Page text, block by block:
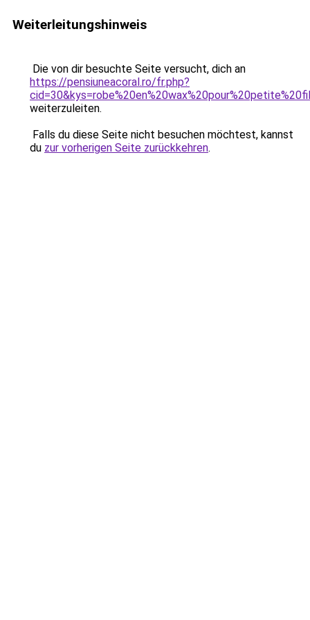
Weiterleitungshinweis
Die von dir besuchte Seite versucht, dich an
https://pensiuneacoral.ro/fr.php?
weiterzuleiten.
Falls du diese Seite nicht besuchen möchtest, kannst
du zur vorherigen Seite zurückkehren.